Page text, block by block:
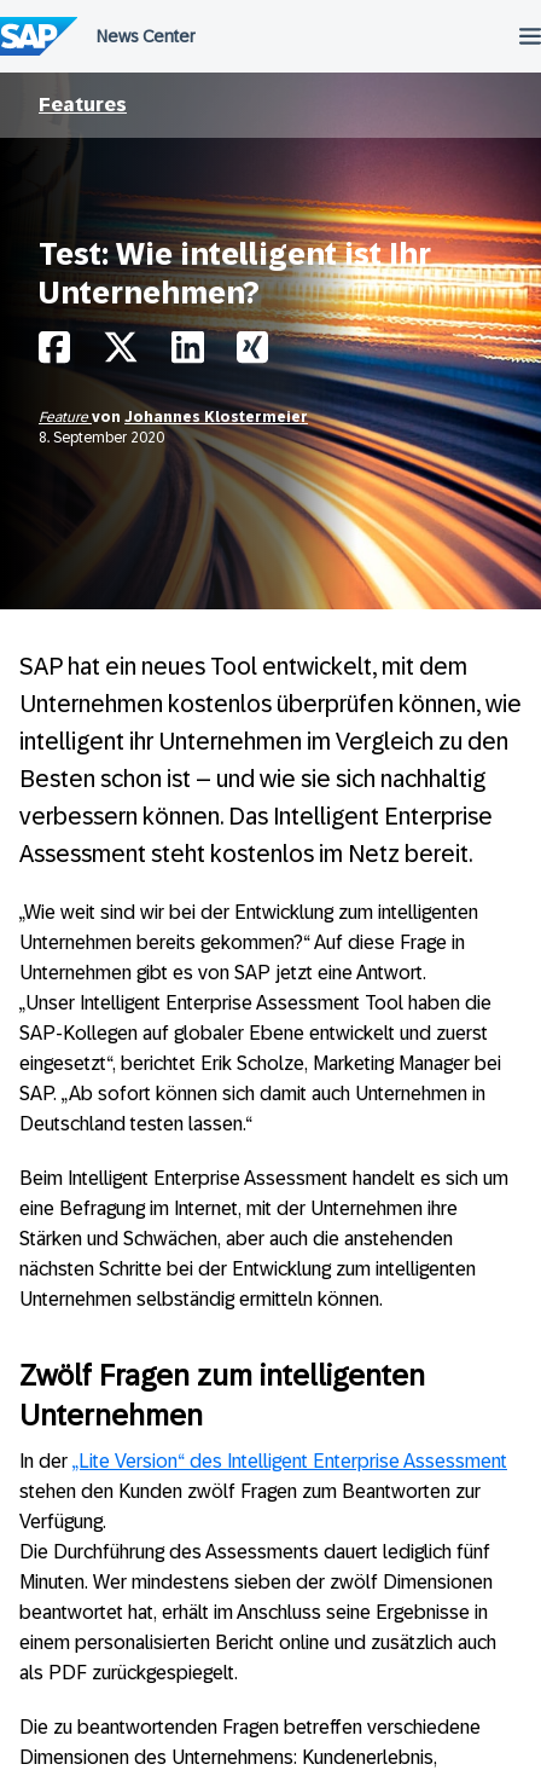
Features
Test: Wie intelligent ist Ihr
Unternehmen?
Featurevon Johannes Klostermeier
8. September 2020
SAP hat ein neues Tool entwickelt, mit dem
Unternehmen kostenlos überprüfen können, wie
intelligent ihr Unternehmen im Vergleich zu den
Besten schon ist – und wie sie sich nachhaltig
verbessern können. Das Intelligent Enterprise
Assessment steht kostenlos im Netz bereit.
„Wie weit sind wir bei der Entwicklung zum intelligenten
Unternehmen bereits gekommen?“ Auf diese Frage in
Unternehmen gibt es von SAP jetzt eine Antwort.
„Unser Intelligent Enterprise Assessment Tool haben die
SAP-Kollegen auf globaler Ebene entwickelt und zuerst
eingesetzt“, berichtet Erik Scholze, Marketing Manager bei
SAP. „Ab sofort können sich damit auch Unternehmen in
Deutschland testen lassen.“
Beim Intelligent Enterprise Assessment handelt es sich um
eine Befragung im Internet, mit der Unternehmen ihre
Stärken und Schwächen, aber auch die anstehenden
nächsten Schritte bei der Entwicklung zum intelligenten
Unternehmen selbständig ermitteln können.
Zwölf Fragen zum intelligenten
Unternehmen
In der „Lite Version“ des Intelligent Enterprise Assessment
stehen den Kunden zwölf Fragen zum Beantworten zur
Verfügung.
Die Durchführung des Assessments dauert lediglich fünf
Minuten. Wer mindestens sieben der zwölf Dimensionen
beantwortet hat, erhält im Anschluss seine Ergebnisse in
einem personalisierten Bericht online und zusätzlich auch
als PDF zurückgespiegelt.
Die zu beantwortenden Fragen betreffen verschiedene
Dimensionen des Unternehmens: Kundenerlebnis,